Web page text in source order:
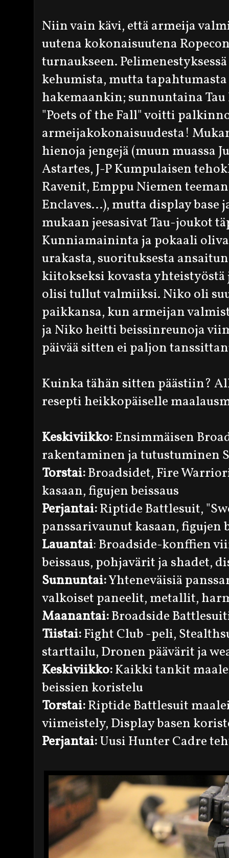
Niin vain kävi, että armeija
uutena kokonaisuutena
turnaukseen.
kehumista, mutta
hakemaankin; sunnuntaina
"Poets of the Fall" voitti
armeijakokonaisuudesta!
hienoja jengejä (muun muassa
Astartes, J-P Kumpulaisen
Ravenit, Emppu Niemen
Enclaves...), mutta display
mukaan jeesasivat Tau-joukot
Kunniamaininta ja pokaali
urakasta, suorituksesta
kiitokseksi kovasta
olisi tullut valmiiksi. Niko oli
paikkansa, kun armeijan
ja Niko heitti beissinreunoja
päivää sitten ei paljon
Kuinka tähän sitten päästiin?
resepti heikkopäiselle
Keskiviikko:Ensimmäisen
rakentaminen ja tutustuminen
Torstai:Broadsidet, Fire
kasaan, figujen beissaus
Perjantai:Riptide Battlesuit,
panssarivaunut kasaan, figujen
Lauantai: Broadside-konffien
beissaus, pohjavärit ja shadet,
Sunnuntai:Yhteneväisiä
valkoiset paneelit, metallit,
Maanantai:Broadside
Tiistai:Fight Club -peli,
starttailu, Dronen päävärit ja
Keskiviikko:Kaikki tankit
beissien koristelu
Torstai:Riptide Battlesuit
viimeistely, Display basen
Perjantai:Uusi Hunter Cadre